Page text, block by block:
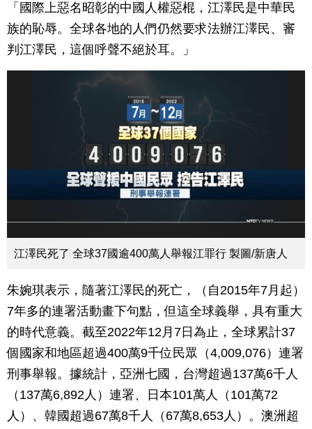
「國際上惡名昭彰的中國人權惡棍，江澤民是中華民
族的恥辱。全球各地的人們仍然要求法辦江澤民、審
判江澤民，這個呼聲不絕於耳。」
江澤民死了 全球37國逾400萬人舉報江罪行 製圖/新唐人
朱婉琪表示，隨著江澤民的死亡，（自2015年7月起）
7年多的連署活動畫下句點，但這全球義舉，具有重大
的時代意義。截至2022年12月7日為止，全球累計37
個國家和地區超過400萬9千位民眾（4,009,076）連署
刑事舉報。據統計，亞洲七國，台灣超過137萬6千人
（137萬6,892人）連署、日本101萬人（101萬72
人）、韓國超過67萬8千人（67萬8,653人）。澳洲超